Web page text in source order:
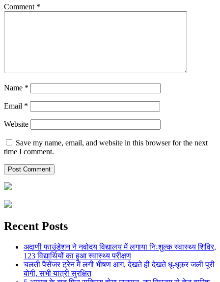
Comment *
Name *
Email *
Website
Save my name, email, and website in this browser for the next
time I comment.
Recent Posts
अदाणी फाउंडेशन ने नवोदय विद्यालय में लगाया निःशुल्क स्वास्थ्य शिविर,
123 विद्यार्थियों का हुआ स्वास्थ्य परीक्षण
चलती पैसेंजर ट्रेन में लगी भीषण आग, देखते ही देखते धू-धूकर जली पूरी
बोगी, सभी यात्री सुरक्षित